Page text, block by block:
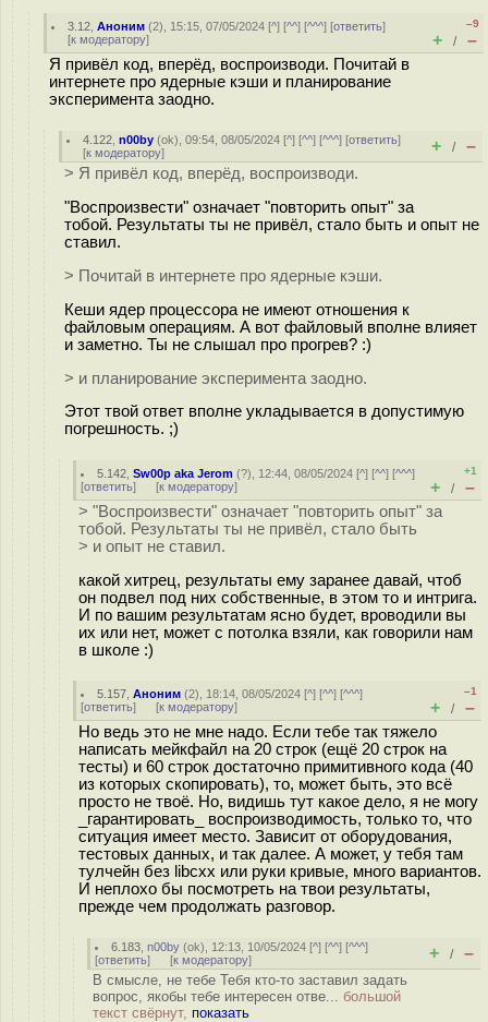
3.12 ,Аноним (2), 15:15, 07/05/2024 [^] [^^] [^^^] [ответить]
[к модератору]
–9
+ / –
Я привёл код, вперёд, воспроизводи. Почитай в
интернете про ядерные кэши и планирование
эксперимента заодно.
4.122 ,n00by (ok), 09:54, 08/05/2024 [^] [^^] [^^^] [ответить]
[к модератору] + / –
> Я привёл код, вперёд, воспроизводи.
"Воспроизвести" означает "повторить опыт" за
тобой. Результаты ты не привёл, стало быть и опыт не
ставил.
> Почитай в интернете про ядерные кэши.
Кеши ядер процессора не имеют отношения к
файловым операциям. А вот файловый вполне влияет
и заметно. Ты не слышал про прогрев? :)
> и планирование эксперимента заодно.
Этот твой ответ вполне укладывается в допустимую
погрешность. ;)
5.142 ,Sw00p aka Jerom (?), 12:44, 08/05/2024 [^] [^^] [^^^]
[ответить] [к модератору]
+1
+ / –
> "Воспроизвести" означает "повторить опыт" за
тобой. Результаты ты не привёл, стало быть
> и опыт не ставил.
какой хитрец, результаты ему заранее давай, чтоб
он подвел под них собственные, в этом то и интрига.
И по вашим результатам ясно будет, вроводили вы
их или нет, может с потолка взяли, как говорили нам
в школе :)
5.157 ,Аноним (2), 18:14, 08/05/2024 [^] [^^] [^^^]
[ответить] [к модератору]
–1
+ / –
Но ведь это не мне надо. Если тебе так тяжело
написать мейкфайл на 20 строк (ещё 20 строк на
тесты) и 60 строк достаточно примитивного кода (40
из которых скопировать), то, может быть, это всё
просто не твоё. Но, видишь тут какое дело, я не могу
_гарантировать_ воспроизводимость, только то, что
ситуация имеет место. Зависит от оборудования,
тестовых данных, и так далее. А может, у тебя там
тулчейн без libcxx или руки кривые, много вариантов.
И неплохо бы посмотреть на твои результаты,
прежде чем продолжать разговор.
6.183 ,n00by (ok), 12:13, 10/05/2024 [^] [^^] [^^^]
[ответить] [к модератору] + / –
В смысле, не тебе Тебя кто-то заставил задать
вопрос, якобы тебе интересен отве... большой
текст свёрнут, показать